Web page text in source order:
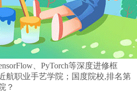
、PyTorch等深度进修框
航职业手艺学院；国度院校,排名第
？